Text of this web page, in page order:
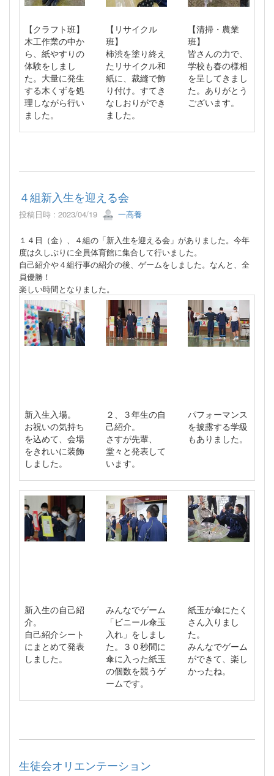
【クラフト班】
木工作業の中か
ら、紙やすりの
体験をしまし
た。大量に発生
する木くずを処
理しながら行い
ました。
【リサイクル
班】
柿渋を塗り終え
たリサイクル和
紙に、裁縫で飾
り付け。すてき
なしおりができ
ました。
【清掃・農業
班】
皆さんの力で、
学校も春の様相
を呈してきまし
た。ありがとう
ございます。
４組新入生を迎える会
投稿日時 : 2023/04/19 一高養
１４日（金）、４組の「新入生を迎える会」がありました。今年
度は久しぶりに全員体育館に集合して行いました。
自己紹介や４組行事の紹介の後、ゲームをしました。なんと、全
員優勝！
楽しい時間となりました。
新入生入場。
お祝いの気持ち
を込めて、会場
をきれいに装飾
しました。
２、３年生の自
己紹介。
さすが先輩、
堂々と発表して
います。
パフォーマンス
を披露する学級
もありました。
新入生の自己紹
介。
自己紹介シート
にまとめて発表
しました。
みんなでゲーム
「ビニール傘玉
入れ」をしまし
た。３０秒間に
傘に入った紙玉
の個数を競うゲ
ームです。
紙玉が傘にたく
さん入りまし
た。
みんなでゲーム
ができて、楽し
かったね。
生徒会オリエンテーション